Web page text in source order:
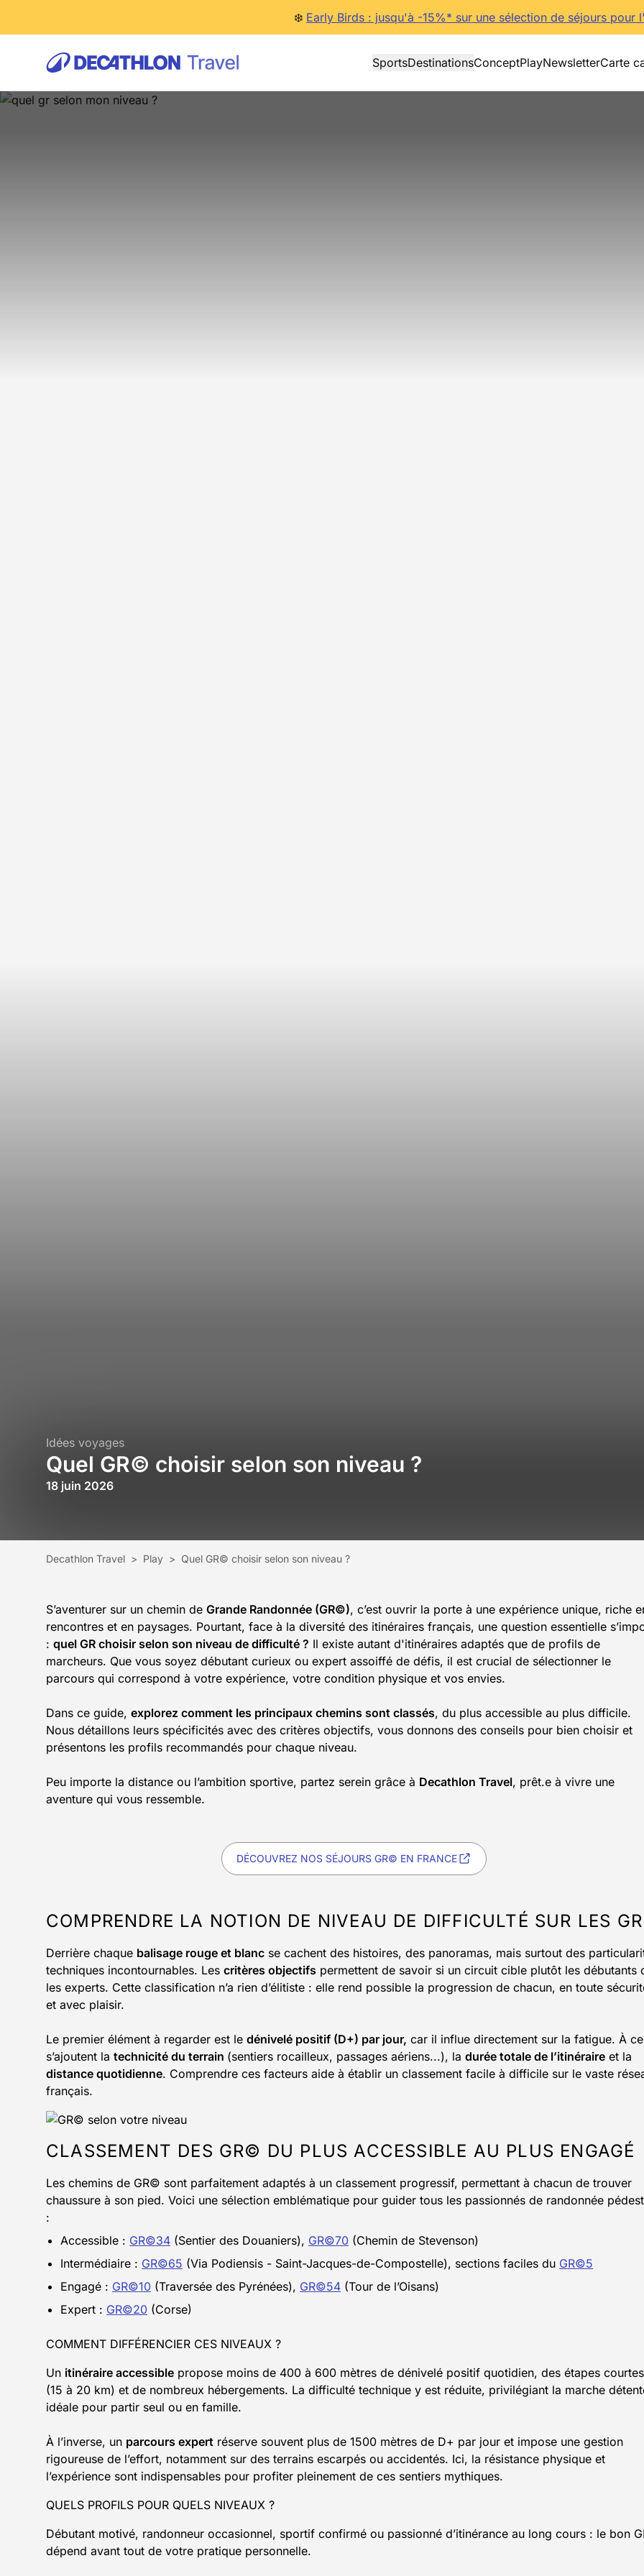
❄️ Early Birds : jusqu'à -15%* sur une sélection de séjours pour
SportsDestinationsConceptPlayNewsletterCarte
Idées voyages
Quel GR© choisir selon son niveau ?
18 juin 2026
Decathlon Travel > Play > Quel GR© choisir selon son niveau ?
S’aventurer sur un chemin de Grande Randonnée (GR©), c’est ouvrir la porte à une expérience unique, riche
rencontres et en paysages. Pourtant, face à la diversité des itinéraires français, une question essentielle
: quel GR choisir selon son niveau de difficulté ? Il existe autant d'itinéraires adaptés que de profils de
marcheurs. Que vous soyez débutant curieux ou expert assoiffé de défis, il est crucial de sélectionner le
parcours qui correspond à votre expérience, votre condition physique et vos envies.
Dans ce guide, explorez comment les principaux chemins sont classés, du plus accessible au plus difficile.
Nous détaillons leurs spécificités avec des critères objectifs, vous donnons des conseils pour bien choisir et
présentons les profils recommandés pour chaque niveau.
Peu importe la distance ou l’ambition sportive, partez serein grâce à Decathlon Travel, prêt.e à vivre une
aventure qui vous ressemble.
DÉCOUVREZ NOS SÉJOURS GR© EN FRANCE
COMPRENDRE LA NOTION DE NIVEAU DE DIFFICULTÉ SUR LES
Derrière chaque balisage rouge et blanc se cachent des histoires, des panoramas, mais surtout des
techniques incontournables. Les critères objectifs permettent de savoir si un circuit cible plutôt les débutants
les experts. Cette classification n’a rien d’élitiste : elle rend possible la progression de chacun, en toute
et avec plaisir.
Le premier élément à regarder est le dénivelé positif (D+) par jour, car il influe directement sur la fatigue. À
s’ajoutent la technicité du terrain (sentiers rocailleux, passages aériens...), la durée totale de l’itinéraire et la
distance quotidienne. Comprendre ces facteurs aide à établir un classement facile à difficile sur le vaste
français.
CLASSEMENT DES GR© DU PLUS ACCESSIBLE AU PLUS ENGAGÉ
Les chemins de GR© sont parfaitement adaptés à un classement progressif, permettant à chacun de trouver
chaussure à son pied. Voici une sélection emblématique pour guider tous les passionnés de randonnée
:
Accessible : GR©34 (Sentier des Douaniers), GR©70 (Chemin de Stevenson)
Intermédiaire : GR©65 (Via Podiensis - Saint-Jacques-de-Compostelle), sections faciles du GR©5
Engagé : GR©10 (Traversée des Pyrénées), GR©54 (Tour de l’Oisans)
Expert : GR©20 (Corse)
COMMENT DIFFÉRENCIER CES NIVEAUX ?
Un itinéraire accessible propose moins de 400 à 600 mètres de dénivelé positif quotidien, des étapes courtes
(15 à 20 km) et de nombreux hébergements. La difficulté technique y est réduite, privilégiant la marche
idéale pour partir seul ou en famille.
À l’inverse, un parcours expert réserve souvent plus de 1500 mètres de D+ par jour et impose une gestion
rigoureuse de l’effort, notamment sur des terrains escarpés ou accidentés. Ici, la résistance physique et
l’expérience sont indispensables pour profiter pleinement de ces sentiers mythiques.
QUELS PROFILS POUR QUELS NIVEAUX ?
Débutant motivé, randonneur occasionnel, sportif confirmé ou passionné d’itinérance au long cours : le bon
dépend avant tout de votre pratique personnelle.